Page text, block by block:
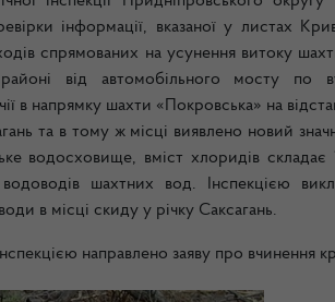
інформації, вказаної у листах
спрямованих на усунення витоку
від автомобільного мосту по
в напрямку шахти «Покровська» на
та в тому ж місці виявлено новий
водосховище, вміст хлоридів складає
шахтних вод. Інспекцією
в місці скиду у річку Саксагань.
направлено заяву про вчинення